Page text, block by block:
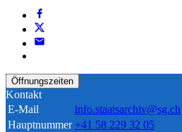
Öffnungszeiten
Kontakt
E-Mail
info.staatsarchiv@sg.ch
Hauptnummer +41 58 229 32 05